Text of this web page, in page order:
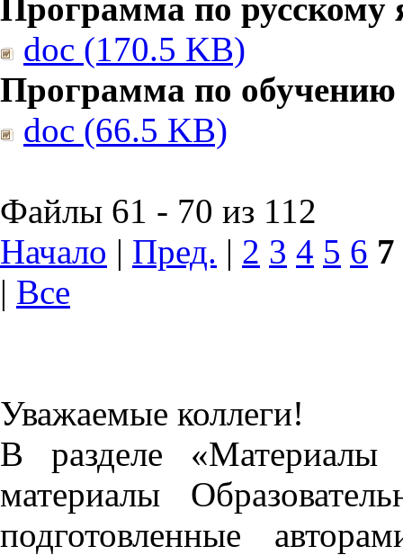
Программа по русскому
doc (170.5 KB)
Программа по обучению
doc (66.5 KB)
Файлы 61 - 70 из 112
Начало | Пред. | 2 3 4 5 6 7
| Все
Уважаемые коллеги!
В разделе «Материалы
материалы
подготовленные